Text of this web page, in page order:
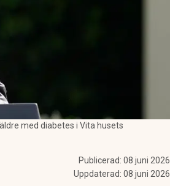
med diabetes i Vita husets
Publicerad: 08 juni 2026
Uppdaterad: 08 juni 2026